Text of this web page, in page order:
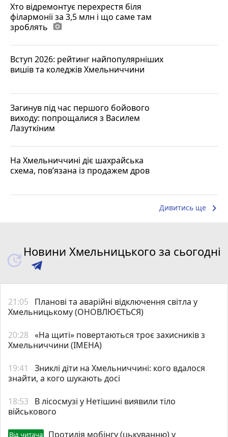
Хто відремонтує перехрестя біля
філармонії за 3,5 млн і що саме там
зроблять photo_camera
Вступ 2026: рейтинг найпопулярніших
вишів та коледжів Хмельниччини
Загинув під час першого бойового
виходу: попрощалися з Василем
Лазуткіним
На Хмельниччині діє шахрайська
схема, пов’язана із продажем дров
Дивитись ще keyboard_arrow_right
Новини Хмельницького за сьогодні
21:05
Планові та аварійні відключення світла у
Хмельницькому (ОНОВЛЮЄТЬСЯ)
20:28 «На щиті» повертаються троє захисників з
Хмельниччини (ІМЕНА)
19:41
Зниклі діти на Хмельниччині: кого вдалося
знайти, а кого шукають досі
18:53
В лісосмузі у Нетішині виявили тіло
військового
Від читача Протидія мобінгу (цькуванню) у